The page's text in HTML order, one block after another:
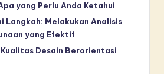
yang Perlu Anda Ketahui
Langkah: Melakukan Analisis
yang Efektif
Desain Berorientasi